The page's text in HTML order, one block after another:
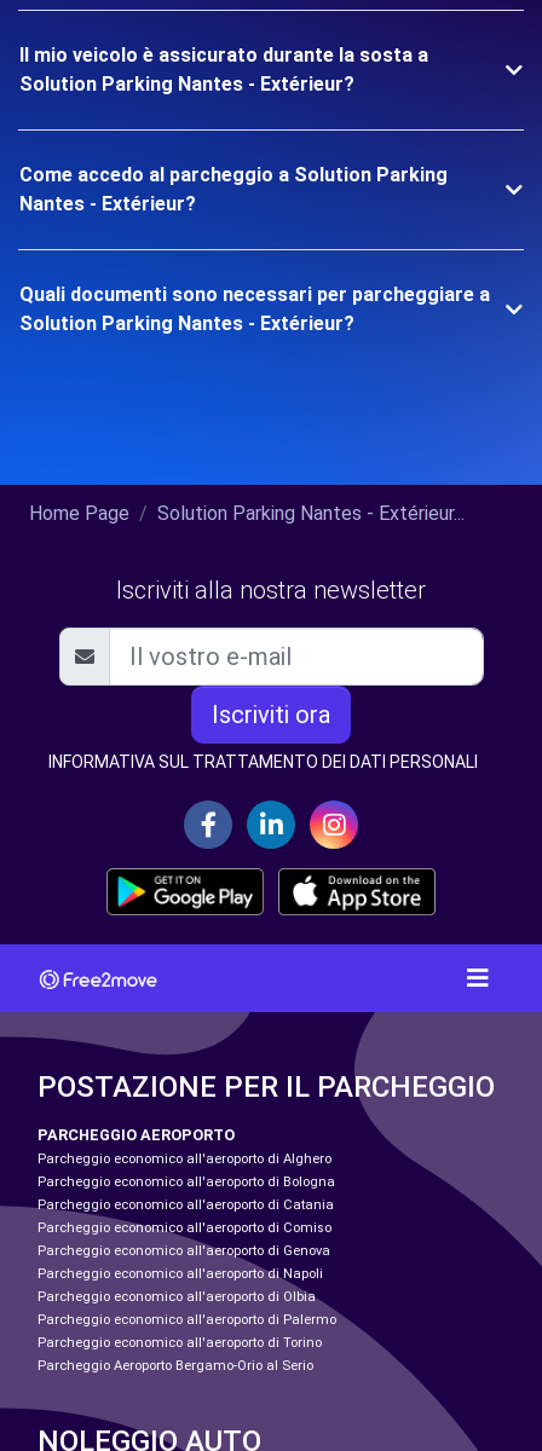
Il mio veicolo è assicurato durante la sosta a
Solution Parking Nantes - Extérieur?
Come accedo al parcheggio a Solution Parking
Nantes - Extérieur?
Quali documenti sono necessari per parcheggiare a
Solution Parking Nantes - Extérieur?
Home Page Solution Parking Nantes - Extérieur...
Iscriviti alla nostra newsletter
Iscriviti ora
INFORMATIVA SUL TRATTAMENTO DEI DATI PERSONALI
POSTAZIONE PER IL PARCHEGGIO
PARCHEGGIO AEROPORTO
Parcheggio economico all'aeroporto di Alghero
Parcheggio economico all'aeroporto di Bologna
Parcheggio economico all'aeroporto di Catania
Parcheggio economico all'aeroporto di Comiso
Parcheggio economico all'aeroporto di Genova
Parcheggio economico all'aeroporto di Napoli
Parcheggio economico all'aeroporto di Olbia
Parcheggio economico all'aeroporto di Palermo
Parcheggio economico all'aeroporto di Torino
Parcheggio Aeroporto Bergamo-Orio al Serio
NOLEGGIO AUTO